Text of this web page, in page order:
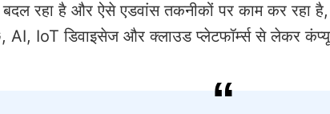
रहा है और ऐसे एडवांस तकनीकों पर काम कर रहा
IoT डिवाइसेज और क्लाउड प्लेटफॉर्म्स से लेकर